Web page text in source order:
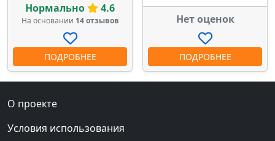
Нормально 4.6
На основании 14 отзывов
ПОДРОБНЕЕ
Нет оценок
ПОДРОБНЕЕ
О проекте
Условия использования